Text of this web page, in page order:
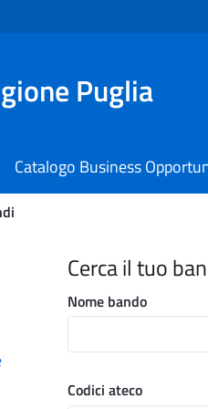
Puglia
Catalogo Business
Digitali
Cerca il tuo
Nome bando
Codici ateco